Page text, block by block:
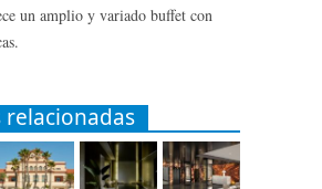
un amplio y variado buffet con
relacionadas